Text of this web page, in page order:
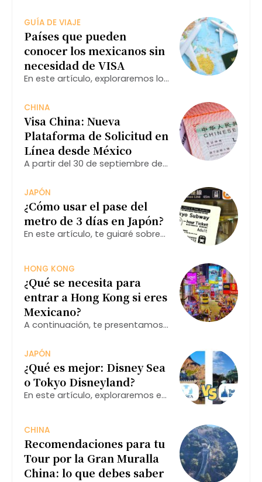
cultural y cómo se ha
transformado en un museo que
atrae a millones de visitantes
cada año.
GUÍA DE VIAJE
Países que pueden
conocer los mexicanos sin
necesidad de VISA
En este artículo, exploraremos los
ciudadanos mexicanos pueden
acceder sin visa, así como
algunos consejos útiles para
viajar.
CHINA
Visa China: Nueva
Plataforma de Solicitud en
Línea desde México
A partir del 30 de septiembre de
podrán gestionar su visa china a
través de un nuevo sistema en
línea.
JAPÓN
¿Cómo usar el pase del
metro de 3 días en Japón?
En este artículo, te guiaré sobre
que podrían interesarte.
HONG KONG
¿Qué se necesita para
entrar a Hong Kong si eres
Mexicano?
A continuación, te presentamos
necesitas para ingresar a esta
vibrante ciudad.
JAPÓN
¿Qué es mejor: Disney Sea
o Tokyo Disneyland?
En este artículo, exploraremos en
destinos mágicos, ayudándote a
decidir cuál es el mejor para ti.
CHINA
Recomendaciones para tu
Tour por la Gran Muralla
China: lo que debes saber